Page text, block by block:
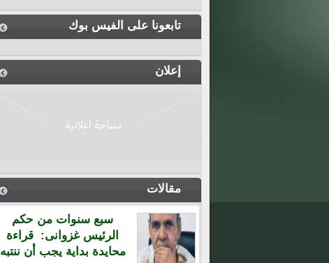
تابعونا على الفيس بوك
إعلان
مقالات
سبع سنوات من حكم
الرئيس غزوانى: قراءة
محايدة بداية يجب أن ننتبه